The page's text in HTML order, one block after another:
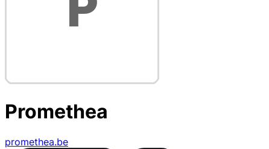
Promethea
promethea.be